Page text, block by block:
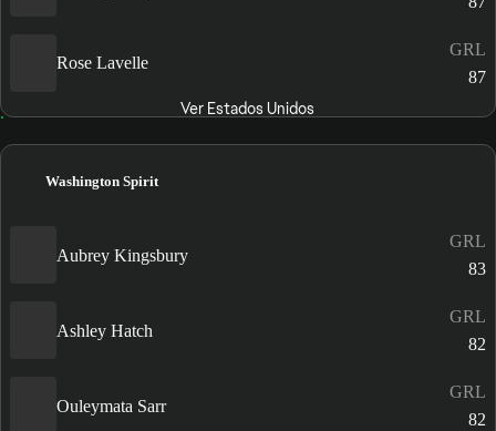
Rose Lavelle
GRL
87
Ver Estados Unidos
Washington Spirit
Aubrey Kingsbury
GRL
83
Ashley Hatch
GRL
82
Ouleymata Sarr
GRL
82